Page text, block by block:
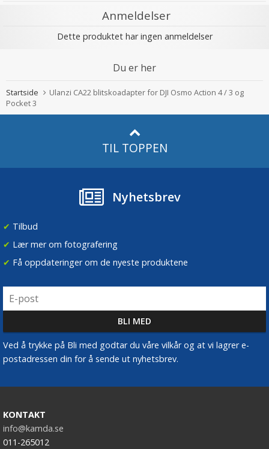
Anmeldelser
Dette produktet har ingen anmeldelser
Du er her
Startside
Ulanzi CA22 blitskoadapter for DJI Osmo Action 4 / 3 og
Pocket 3
TIL TOPPEN
Nyhetsbrev
✔ Tilbud
✔ Lær mer om fotografering
✔ Få oppdateringer om de nyeste produktene
Ved å trykke på Bli med godtar du våre vilkår og at vi lagrer e-
postadressen din for å sende ut nyhetsbrev.
KONTAKT
info@kamda.se
011-265012